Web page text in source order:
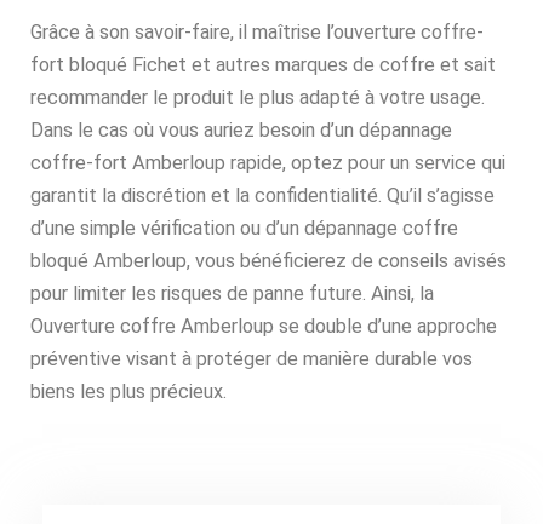
Grâce à son savoir-faire, il maîtrise l’ouverture coffre-
fort bloqué Fichet et autres marques de coffre et sait
recommander le produit le plus adapté à votre usage.
Dans le cas où vous auriez besoin d’un dépannage
coffre-fort Amberloup rapide, optez pour un service qui
garantit la discrétion et la confidentialité. Qu’il s’agisse
d’une simple vérification ou d’un dépannage coffre
bloqué Amberloup, vous bénéficierez de conseils avisés
pour limiter les risques de panne future. Ainsi, la
Ouverture coffre Amberloup se double d’une approche
préventive visant à protéger de manière durable vos
biens les plus précieux.